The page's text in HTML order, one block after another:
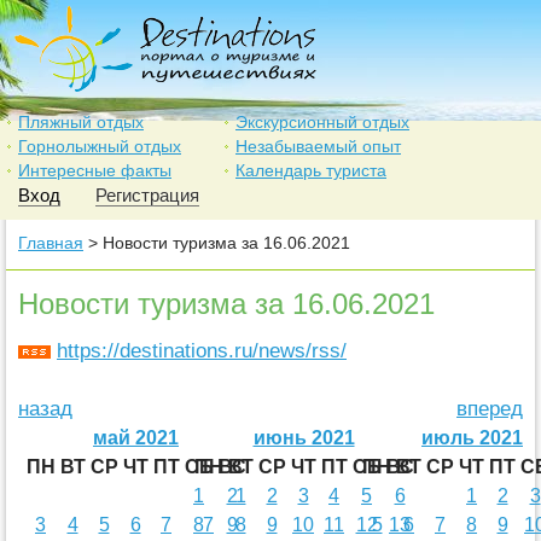
Пляжный отдых
Экскурсионный отдых
Горнолыжный отдых
Незабываемый опыт
Интересные факты
Календарь туриста
Вход Регистрация
Главная > Новости туризма за 16.06.2021
Новости туризма за 16.06.2021
https://destinations.ru/news/rss/
назад вперед
май 2021
ПН ВТ СР ЧТ ПТ СБ ВС
1
2
3
4 5 6 7 8
9
июнь 2021
ПН ВТ СР ЧТ ПТ СБ ВС
1
2 3 4 5
6
7
8 9 10 11 12
13
июль 2021
ПН ВТ СР ЧТ ПТ
1
2
3
5
6 7 8 9